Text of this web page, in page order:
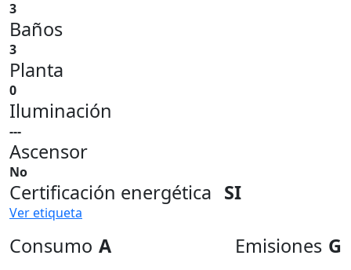
3
Baños
3
Planta
0
Iluminación
---
Ascensor
No
Certificación energética SI
Ver etiqueta
Consumo A Emisiones G